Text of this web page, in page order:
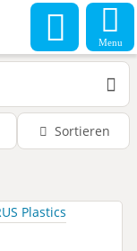
Menu
Sortieren